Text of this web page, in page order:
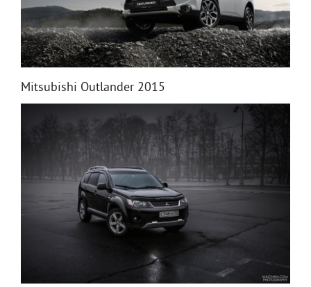
Mitsubishi Outlander 2015